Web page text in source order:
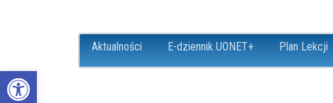
Open toolbar
Aktualności E-dziennik UONET+ Plan Lekcji